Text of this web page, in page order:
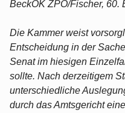
BeckOK ZPO/Fischer, 60.
Die Kammer weist
Entscheidung in der
Senat im hiesigen
sollte. Nach derzeitigem
unterschiedliche
durch das Amtsgericht